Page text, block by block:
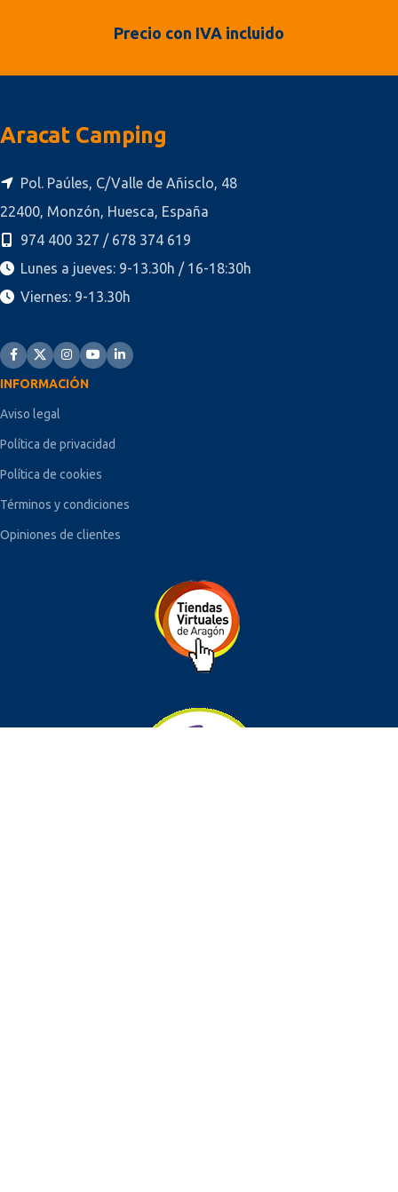
Precio con IVA incluido
Aracat Camping
Pol. Paúles, C/Valle de Añisclo, 48
22400, Monzón, Huesca, España
974 400 327 / 678 374 619
Lunes a jueves: 9-13.30h / 16-18:30h
Viernes: 9-13.30h
INFORMACIÓN
Aviso legal
Política de privacidad
Política de cookies
Términos y condiciones
Opiniones de clientes